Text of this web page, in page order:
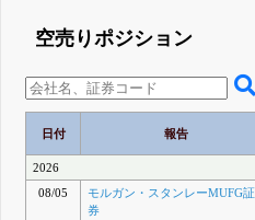
空売りポジション
日付 報告
2026
08/05
モルガン・スタンレーMUFG証
券